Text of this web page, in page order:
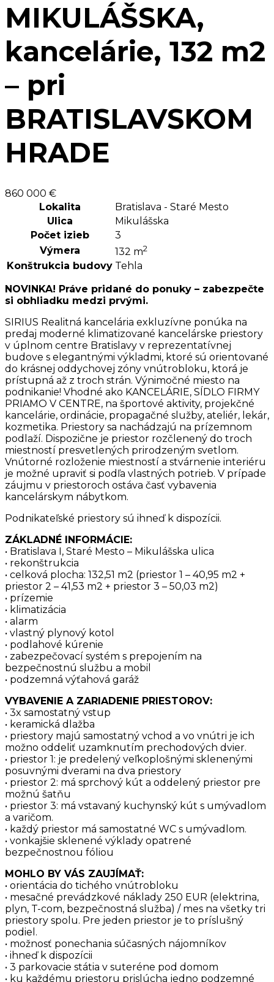
MIKULÁŠSKA,
kancelárie, 132 m2
– pri
BRATISLAVSKOM
HRADE
860 000 €
Lokalita
Bratislava - Staré Mesto
Ulica
Mikulášska
Počet izieb
3
Výmera
132 m2
Konštrukcia budovy Tehla
NOVINKA! Práve pridané do ponuky – zabezpečte
si obhliadku medzi prvými.
SIRIUS Realitná kancelária exkluzívne ponúka na
predaj moderné klimatizované kancelárske priestory
v úplnom centre Bratislavy v reprezentatívnej
budove s elegantnými výkladmi, ktoré sú orientované
do krásnej oddychovej zóny vnútrobloku, ktorá je
prístupná až z troch strán. Výnimočné miesto na
podnikanie! Vhodné ako KANCELÁRIE, SÍDLO FIRMY
PRIAMO V CENTRE, na športové aktivity, projekčné
kancelárie, ordinácie, propagačné služby, ateliér, lekár,
kozmetika. Priestory sa nachádzajú na prízemnom
podlaží. Dispozične je priestor rozčlenený do troch
miestností presvetlených prirodzeným svetlom.
Vnútorné rozloženie miestností a stvárnenie interiéru
je možné upraviť si podľa vlastných potrieb. V prípade
záujmu v priestoroch ostáva časť vybavenia
kancelárskym nábytkom.
Podnikateľské priestory sú ihneď k dispozícii.
ZÁKLADNÉ INFORMÁCIE:
• Bratislava I, Staré Mesto – Mikulášska ulica
• rekonštrukcia
• celková plocha: 132,51 m2 (priestor 1 – 40,95 m2 +
priestor 2 – 41,53 m2 + priestor 3 – 50,03 m2)
• prízemie
• klimatizácia
• alarm
• vlastný plynový kotol
• podlahové kúrenie
• zabezpečovací systém s prepojením na
bezpečnostnú službu a mobil
• podzemná výťahová garáž
VYBAVENIE A ZARIADENIE PRIESTOROV:
• 3x samostatný vstup
• keramická dlažba
• priestory majú samostatný vchod a vo vnútri je ich
možno oddeliť uzamknutím prechodových dvier.
• priestor 1: je predelený veľkoplošnými sklenenými
posuvnými dverami na dva priestory
• priestor 2: má sprchový kút a oddelený priestor pre
možnú šatňu
• priestor 3: má vstavaný kuchynský kút s umývadlom
a varičom.
• každý priestor má samostatné WC s umývadlom.
• vonkajšie sklenené výklady opatrené
bezpečnostnou fóliou
MOHLO BY VÁS ZAUJÍMAŤ:
• orientácia do tichého vnútrobloku
• mesačné prevádzkové náklady 250 EUR (elektrina,
plyn, T-com, bezpečnostná služba) / mes na všetky tri
priestory spolu. Pre jeden priestor je to príslušný
podiel.
• možnosť ponechania súčasných nájomníkov
• ihneď k dispozícii
• 3 parkovacie státia v suteréne pod domom
• ku každému priestoru prislúcha jedno podzemné